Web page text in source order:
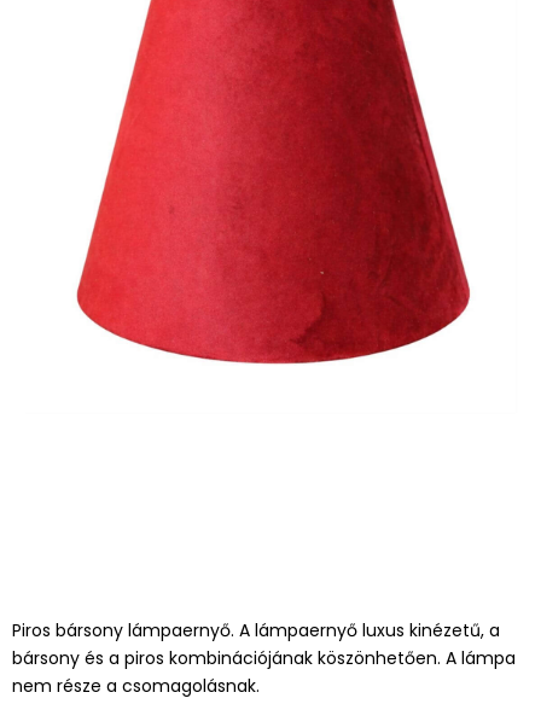
Piros bársony lámpaernyő. A lámpaernyő luxus kinézetű, a
bársony és a piros kombinációjának köszönhetően. A lámpa
nem része a csomagolásnak.